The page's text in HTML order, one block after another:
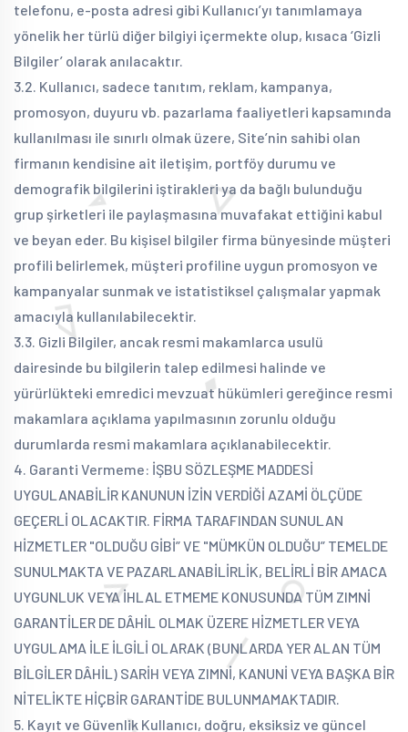
telefonu, e-posta adresi gibi Kullanıcı’yı tanımlamaya
yönelik her türlü diğer bilgiyi içermekte olup, kısaca ‘Gizli
Bilgiler’ olarak anılacaktır.
3.2. Kullanıcı, sadece tanıtım, reklam, kampanya,
promosyon, duyuru vb. pazarlama faaliyetleri kapsamında
kullanılması ile sınırlı olmak üzere, Site’nin sahibi olan
firmanın kendisine ait iletişim, portföy durumu ve
demografik bilgilerini iştirakleri ya da bağlı bulunduğu
grup şirketleri ile paylaşmasına muvafakat ettiğini kabul
ve beyan eder. Bu kişisel bilgiler firma bünyesinde müşteri
profili belirlemek, müşteri profiline uygun promosyon ve
kampanyalar sunmak ve istatistiksel çalışmalar yapmak
amacıyla kullanılabilecektir.
3.3. Gizli Bilgiler, ancak resmi makamlarca usulü
dairesinde bu bilgilerin talep edilmesi halinde ve
yürürlükteki emredici mevzuat hükümleri gereğince resmi
makamlara açıklama yapılmasının zorunlu olduğu
durumlarda resmi makamlara açıklanabilecektir.
4. Garanti Vermeme: İŞBU SÖZLEŞME MADDESİ
UYGULANABİLİR KANUNUN İZİN VERDİĞİ AZAMİ ÖLÇÜDE
GEÇERLİ OLACAKTIR. FİRMA TARAFINDAN SUNULAN
HİZMETLER "OLDUĞU GİBİ” VE "MÜMKÜN OLDUĞU” TEMELDE
SUNULMAKTA VE PAZARLANABİLİRLİK, BELİRLİ BİR AMACA
UYGUNLUK VEYA İHLAL ETMEME KONUSUNDA TÜM ZIMNİ
GARANTİLER DE DÂHİL OLMAK ÜZERE HİZMETLER VEYA
UYGULAMA İLE İLGİLİ OLARAK (BUNLARDA YER ALAN TÜM
BİLGİLER DÂHİL) SARİH VEYA ZIMNİ, KANUNİ VEYA BAŞKA BİR
NİTELİKTE HİÇBİR GARANTİDE BULUNMAMAKTADIR.
5. Kayıt ve Güvenlik Kullanıcı, doğru, eksiksiz ve güncel